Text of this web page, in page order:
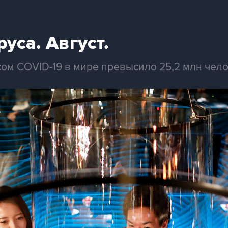
Август.
COVID-19 в мире превысило 25,2 млн